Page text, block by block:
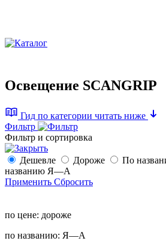
Освещение SCANGRIP
Гид по категории читать ниже
Фильтр
Фильтр и сортировка
Дешевле Дороже По
названию Я—А
Применить Сбросить
по цене: дороже
по названию: Я—А